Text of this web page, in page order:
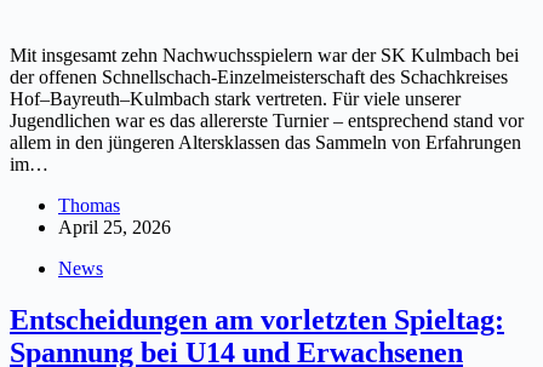
Mit insgesamt zehn Nachwuchsspielern war der SK Kulmbach bei
der offenen Schnellschach-Einzelmeisterschaft des Schachkreises
Hof–Bayreuth–Kulmbach stark vertreten. Für viele unserer
Jugendlichen war es das allererste Turnier – entsprechend stand vor
allem in den jüngeren Altersklassen das Sammeln von Erfahrungen
im…
Thomas
April 25, 2026
News
Entscheidungen am vorletzten Spieltag:
Spannung bei U14 und Erwachsenen